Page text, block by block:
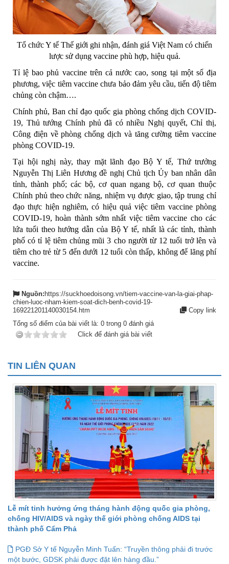
Tổ chức Y tế Thế giới ghi nhận, đánh giá Việt Nam có chiến
lược sử dụng vaccine phù hợp, hiệu quả.
Tỉ lệ bao phủ vaccine trên cả nước cao, song tại một số địa
phương, việc tiêm vaccine chưa bảo đảm yêu cầu, tiến độ tiêm
chủng còn chậm….
Chính phủ, Ban chỉ đạo quốc gia phòng chống dịch COVID-
19, Thủ tướng Chính phủ đã có nhiều Nghị quyết, Chỉ thị,
Công điện về phòng chống dịch và tăng cường tiêm vaccine
phòng COVID-19.
Tại hội nghị này, thay mặt lãnh đạo Bộ Y tế, Thứ trưởng
Nguyễn Thị Liên Hương đề nghị Chủ tịch Ủy ban nhân dân
tỉnh, thành phố; các bộ, cơ quan ngang bộ, cơ quan thuộc
Chính phủ theo chức năng, nhiệm vụ được giao, tập trung chỉ
đạo thực hiện nghiêm, có hiệu quả việc tiêm vaccine phòng
COVID-19, hoàn thành sớm nhất việc tiêm vaccine cho các
lứa tuổi theo hướng dẫn của Bộ Y tế, nhất là các tỉnh, thành
phố có tỉ lệ tiêm chủng mũi 3 cho người từ 12 tuổi trở lên và
tiêm cho trẻ từ 5 đến dưới 12 tuổi còn thấp, không để lãng phí
vaccine.
Nguồn: https://suckhoedoisong.vn/tiem-vaccine-van-la-giai-phap-
chien-luoc-nham-kiem-soat-dich-benh-covid-19-
169221201140030154.htm
Copy link
Tổng số điểm của bài viết là: 0 trong 0 đánh giá
Click để đánh giá bài viết
TIN LIÊN QUAN
Lễ mít tinh hưởng ứng tháng hành động quốc gia phòng,
chống HIV/AIDS và ngày thế giới phòng chống AIDS tại
thành phố Cẩm Phả
PGĐ Sở Y tế Nguyễn Minh Tuấn: “Truyền thông phải đi trước
một bước, GDSK phải được đặt lên hàng đầu.”